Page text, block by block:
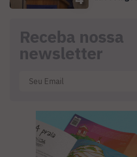
Receba nossa
newsletter